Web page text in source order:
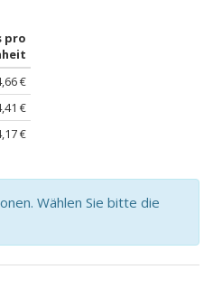
pro
€
€
€
Wählen Sie bitte die